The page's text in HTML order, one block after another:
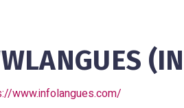
www.infolangues.com/